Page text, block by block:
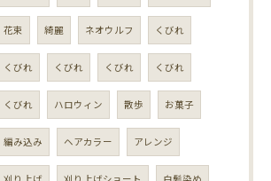
花束 綺麗 ネオウルフ くびれ
くびれ くびれ くびれ くびれ
くびれ ハロウィン 散歩 お菓子
編み込み ヘアカラー アレンジ